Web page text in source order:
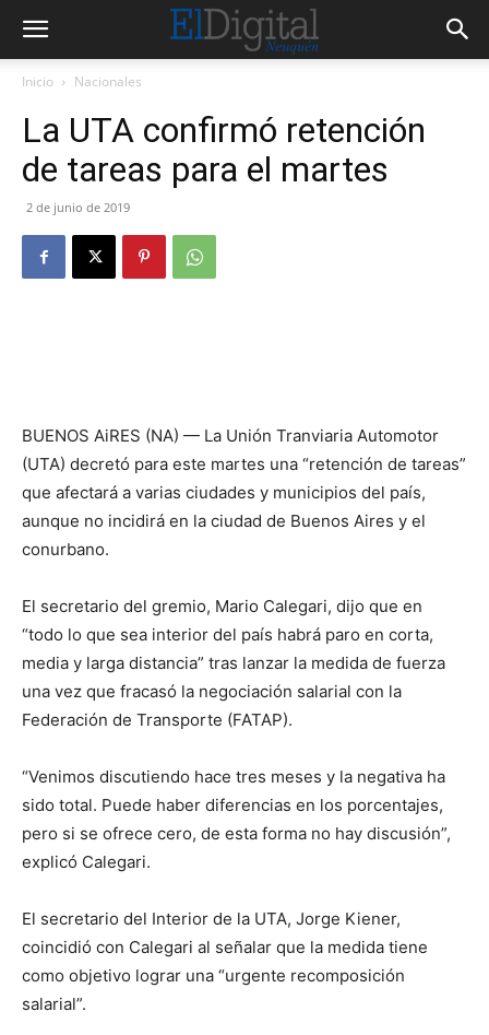
Inicio Nacionales
La UTA confirmó retención
de tareas para el martes
2 de junio de 2019
BUENOS AiRES (NA) — La Unión Tranviaria Automotor
(UTA) decretó para este martes una “retención de tareas”
que afectará a varias ciudades y municipios del país,
aunque no incidirá en la ciudad de Buenos Aires y el
conurbano.
El secretario del gremio, Mario Calegari, dijo que en
“todo lo que sea interior del país habrá paro en corta,
media y larga distancia” tras lanzar la medida de fuerza
una vez que fracasó la negociación salarial con la
Federación de Transporte (FATAP).
“Venimos discutiendo hace tres meses y la negativa ha
sido total. Puede haber diferencias en los porcentajes,
pero si se ofrece cero, de esta forma no hay discusión”,
explicó Calegari.
El secretario del Interior de la UTA, Jorge Kiener,
coincidió con Calegari al señalar que la medida tiene
como objetivo lograr una “urgente recomposición
salarial”.